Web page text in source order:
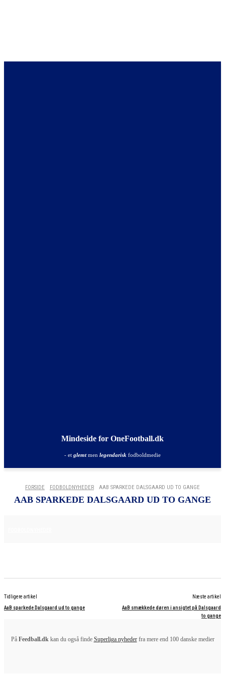
Mindeside for OneFootball.dk
- et glemtmen legendarisk fodboldmedie
FORSIDE FODBOLDNYHEDER AAB SPARKEDE DALSGAARD UD TO GANGE
AAB SPARKEDE DALSGAARD UD TO GANGE
Tidligere artikel
AaB sparkede Dalsgaard ud to gange
Næste artikel
AaB smækkede døren i ansigtet på Dalsgaard
to gange
På Feedball.dkkan du også finde Superliga nyhederfra mere end 100 danske medier